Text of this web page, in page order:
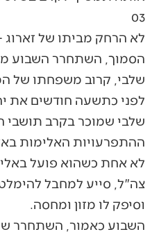
03
לא הרחק מביתו של זארוג
הסמוך, השתחרר השבוע
שלבי, קרוב משפחתו של
לפני כתשעה חודשים את
שלבי שמוכר בקרב תושבי
ההתפרעויות האלימות
לא אחת כשהוא פועל
צה"ל, סייע למחבל
וסיפק לו מזון ומחסה.
השבוע כאמור, השתחרר